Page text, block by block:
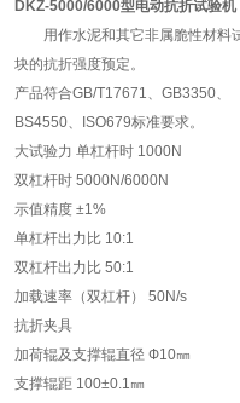
DKZ-5000/6000型电动抗折试验机
用作水泥和其它非属脆性材料
块的抗折强度预定。
产品符合GB/T17671、GB3350、
BS4550、ISO679标准要求。
大试验力 单杠杆时 1000N
双杠杆时 5000N/6000N
示值精度 ±1%
单杠杆出力比 10:1
双杠杆出力比 50:1
加载速率（双杠杆） 50N/s
抗折夹具
加荷辊及支撑辊直径 Ф10㎜
支撑辊距 100±0.1㎜